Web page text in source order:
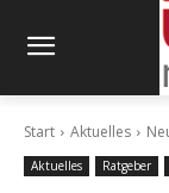
Start Aktuelles
Aktuelles Ratgeber